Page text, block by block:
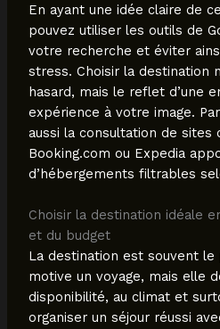
En ayant une idée claire de
pouvez utiliser les outils de
votre recherche et éviter
stress. Choisir la destination
hasard, mais le reflet d’une
expérience à votre image.
aussi la consultation de sites
Booking.com ou Expedia
d’hébergements filtrables
Choisir la destination idéale
et du budget
La destination est souvent
motive un voyage, mais elle
disponibilité, au climat et
organiser un séjour réussi